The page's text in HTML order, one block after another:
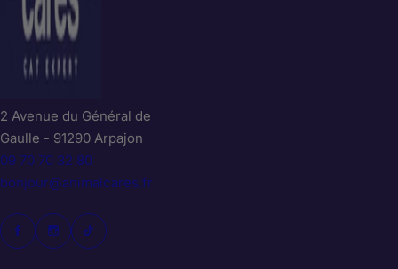
2 Avenue du Général de
Gaulle - 91290 Arpajon
09 70 70 32 80
bonjour@animalcares.fr